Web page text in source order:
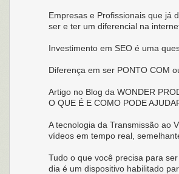
Empresas e Profissionais que já
ser e ter um diferencial na
Investimento em SEO é uma
Diferença em ser PONTO COM
Artigo no Blog da WONDER
O QUE É E COMO PODE
A tecnologia da Transmissão ao
vídeos em tempo real,
Tudo o que você precisa para
dia é um dispositivo habilitado